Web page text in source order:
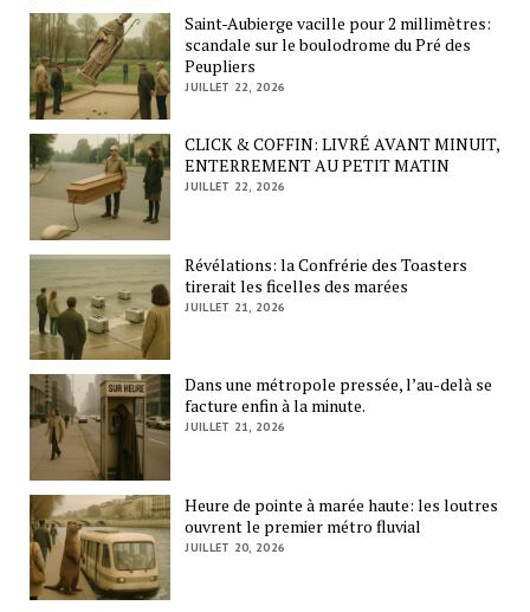
Saint-Aubierge vacille pour 2 millimètres:
scandale sur le boulodrome du Pré des
Peupliers
JUILLET 22, 2026
CLICK & COFFIN: LIVRÉ AVANT MINUIT,
ENTERREMENT AU PETIT MATIN
JUILLET 22, 2026
Révélations: la Confrérie des Toasters
tirerait les ficelles des marées
JUILLET 21, 2026
Dans une métropole pressée, l’au-delà se
facture enfin à la minute.
JUILLET 21, 2026
Heure de pointe à marée haute: les loutres
ouvrent le premier métro fluvial
JUILLET 20, 2026